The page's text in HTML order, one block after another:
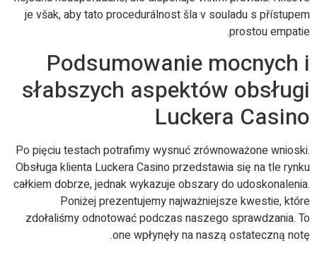
je však, aby tato procedurálnost šla v souladu s přístupem
prostou empatie.
Podsumowanie mocnych i
słabszych aspektów obsługi
Luckera Casino
Po pięciu testach potrafimy wysnuć zrównoważone wnioski.
Obsługa klienta Luckera Casino przedstawia się na tle rynku
całkiem dobrze, jednak wykazuje obszary do udoskonalenia.
Poniżej prezentujemy najważniejsze kwestie, które
zdołaliśmy odnotować podczas naszego sprawdzania. To
one wpłynęły na naszą ostateczną notę.